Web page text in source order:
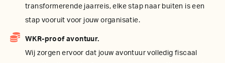
transformerende jaarreis, elke stap naar buiten is een
stap vooruit voor jouw organisatie.
WKR-proof avontuur.
Wij zorgen ervoor dat jouw avontuur volledig fiscaal